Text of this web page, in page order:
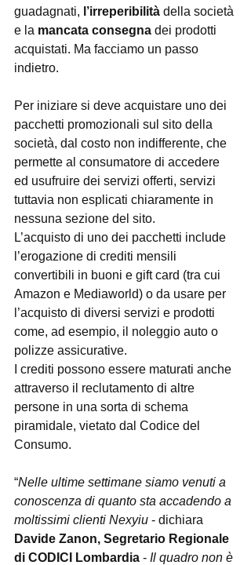
guadagnati, l’irreperibilità della società
e la mancata consegna dei prodotti
acquistati. Ma facciamo un passo
indietro.
Per iniziare si deve acquistare uno dei
pacchetti promozionali sul sito della
società, dal costo non indifferente, che
permette al consumatore di accedere
ed usufruire dei servizi offerti, servizi
tuttavia non esplicati chiaramente in
nessuna sezione del sito.
L’acquisto di uno dei pacchetti include
l’erogazione di crediti mensili
convertibili in buoni e gift card (tra cui
Amazon e Mediaworld) o da usare per
l’acquisto di diversi servizi e prodotti
come, ad esempio, il noleggio auto o
polizze assicurative.
I crediti possono essere maturati anche
attraverso il reclutamento di altre
persone in una sorta di schema
piramidale, vietato dal Codice del
Consumo.
“Nelle ultime settimane siamo venuti a
conoscenza di quanto sta accadendo a
moltissimi clienti Nexyiu - dichiara
Davide Zanon, Segretario Regionale
di CODICI Lombardia - Il quadro non è